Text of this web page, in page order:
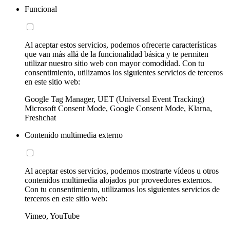
Funcional
Al aceptar estos servicios, podemos ofrecerte características
que van más allá de la funcionalidad básica y te permiten
utilizar nuestro sitio web con mayor comodidad. Con tu
consentimiento, utilizamos los siguientes servicios de terceros
en este sitio web:
Google Tag Manager, UET (Universal Event Tracking)
Microsoft Consent Mode, Google Consent Mode, Klarna,
Freshchat
Contenido multimedia externo
Al aceptar estos servicios, podemos mostrarte vídeos u otros
contenidos multimedia alojados por proveedores externos.
Con tu consentimiento, utilizamos los siguientes servicios de
terceros en este sitio web:
Vimeo, YouTube